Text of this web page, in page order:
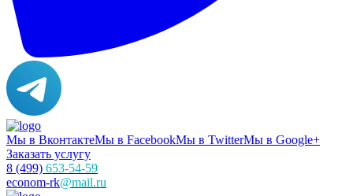
Мы в ВконтактеМы в FacebookМы в TwitterМы в Google+
Заказать услугу
8 (499) 653-54-59
econom-rk@mail.ru